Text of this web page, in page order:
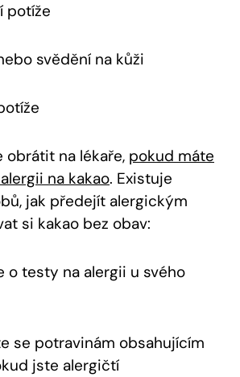
potíže
svědění na kůži
obrátit na lékaře, pokud máte
na kakao. Existuje
jak předejít alergickým
si kakao bez obav:
o testy na alergii u svého
se potravinám obsahujícím
jste alergičtí